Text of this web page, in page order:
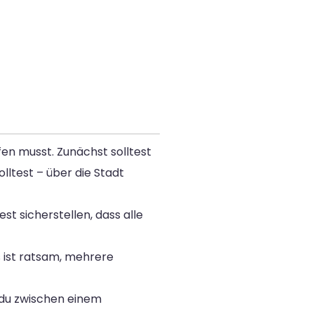
musst. Zunächst solltest
– über die Stadt
sicherstellen, dass alle
ist ratsam, mehrere
zwischen einem